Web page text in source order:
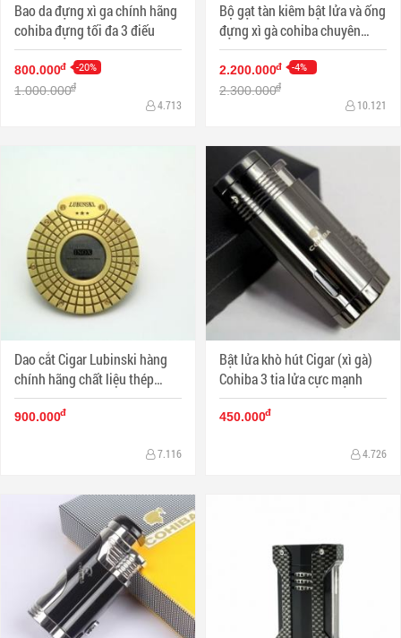
Bao da đựng xì ga chính hãng
cohiba đựng tối đa 3 điếu
800.000đ -20%
1.000.000đ
4.713
Bộ gạt tàn kiêm bật lửa và ống
đựng xì gà cohiba chuyên
dụng sang trọng
2.200.000đ -4%
2.300.000đ
10.121
Dao cắt Cigar Lubinski hàng
chính hãng chất liệu thép
không gỉ
900.000đ
7.116
Bật lửa khò hút Cigar (xì gà)
Cohiba 3 tia lửa cực mạnh
450.000đ
4.726